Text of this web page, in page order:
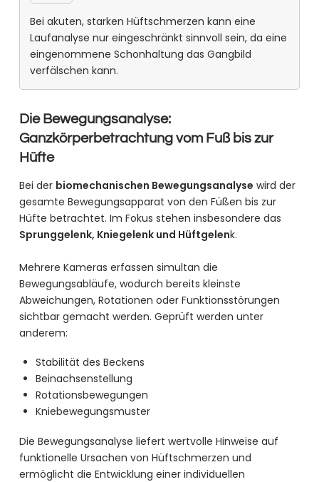
Bei akuten, starken Hüftschmerzen kann eine
Laufanalyse nur eingeschränkt sinnvoll sein, da eine
eingenommene Schonhaltung das Gangbild
verfälschen kann.
Die Bewegungsanalyse:
Ganzkörperbetrachtung vom Fuß bis zur
Hüfte
Bei der biomechanischen Bewegungsanalyse wird der
gesamte Bewegungsapparat von den Füßen bis zur
Hüfte betrachtet. Im Fokus stehen insbesondere das
Sprunggelenk, Kniegelenk und Hüftgelenk.
Mehrere Kameras erfassen simultan die
Bewegungsabläufe, wodurch bereits kleinste
Abweichungen, Rotationen oder Funktionsstörungen
sichtbar gemacht werden. Geprüft werden unter
anderem:
Stabilität des Beckens
Beinachsenstellung
Rotationsbewegungen
Kniebewegungsmuster
Die Bewegungsanalyse liefert wertvolle Hinweise auf
funktionelle Ursachen von Hüftschmerzen und
ermöglicht die Entwicklung einer individuellen